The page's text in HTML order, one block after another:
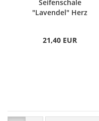
Seifenschale
"Lavendel" Herz
21,40 EUR